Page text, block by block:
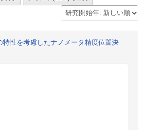
特性を考慮したナノメータ精度位置決